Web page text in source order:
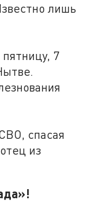
лишь
7
спасая
из